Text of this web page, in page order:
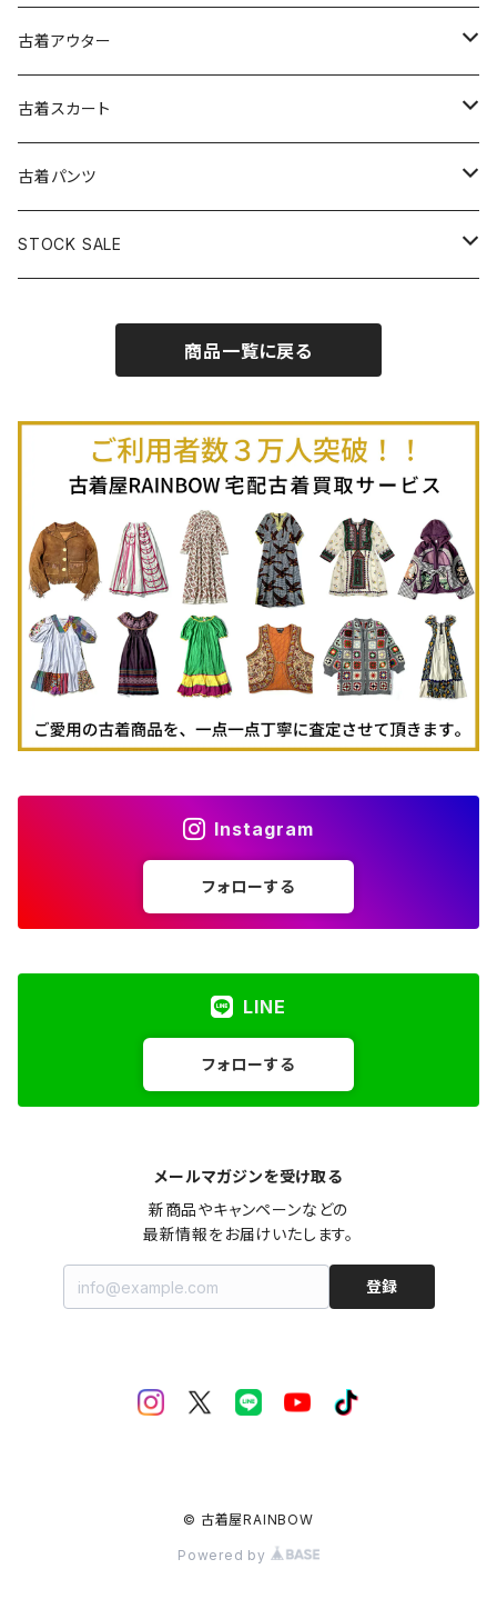
古着キャミソールワンピース
古着ベアトップワンピース
古着オールインワン
古着オーバーオール
古着ノースリーブシャツ・ブラウス
古着スウェット
古着パーカー
古着プルオーバー
古着長袖プルオーバー
古着半袖プルオーバー
古着Ｔシャツ
古着長袖Ｔシャツ
古着半袖Ｔシャツ
古着ベスト
古着キャミソール
古着ポロシャツ
古着長袖ポロシャツ
古着スウェット
古着パーカー
古着タンクトップ
古着セーター
古着カーディガン
古着半袖ニット
古着ニットアウター
古着アウター
古着ライトジャケット
古着ライトコート
古着ヘビージャケット
古着羽織り
古着スカート
古着ロング丈スカート (丈76cm-)
古着膝丈スカート (丈56-75cm)
古着ミニ丈スカート (丈56-75cm)
古着パンツ
古着ロング丈パンツ
STOCK SALE
Autumn / Winter
商品一覧に戻る
Instagram
フォローする
LINE
フォローする
メールマガジンを受け取る
新商品やキャンペーンなどの
最新情報をお届けいたします。
登録
© 古着屋RAINBOW
Powered by